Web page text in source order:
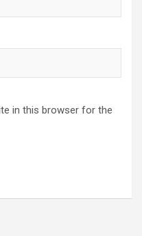
in this browser for the